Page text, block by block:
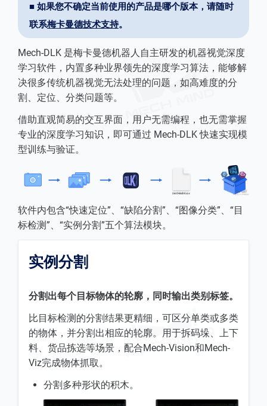
■ 如果您不确定当前使用的产品是哪个版本，请随时
联系梅卡曼德技术支持。
Mech-DLK 是梅卡曼德机器人自主研发的机器视觉深度
学习软件，内置多种业界领先的深度学习算法，能够解
决很多传统机器视觉无法处理的问题，如高难度的分
割、定位、分类问题等。
借助直观简易的交互界面，用户无需编程，也无需掌握
专业的深度学习知识，即可通过 Mech-DLK 快速实现模
型训练与验证。
软件内包含“快速定位”、“缺陷分割”、“图像分类”、“目
标检测”、“实例分割”五个算法模块。
实例分割
分割出每个目标物体的轮廓，同时输出类别标签。
比目标检测的分割结果更精细，可区分单类或多类
的物体，并分割出相应的轮廓。用于拆码垛、上下
料、货品拣选等场景，配合Mech-Vision和Mech-
Viz完成物体抓取。
分割多种形状的积木。